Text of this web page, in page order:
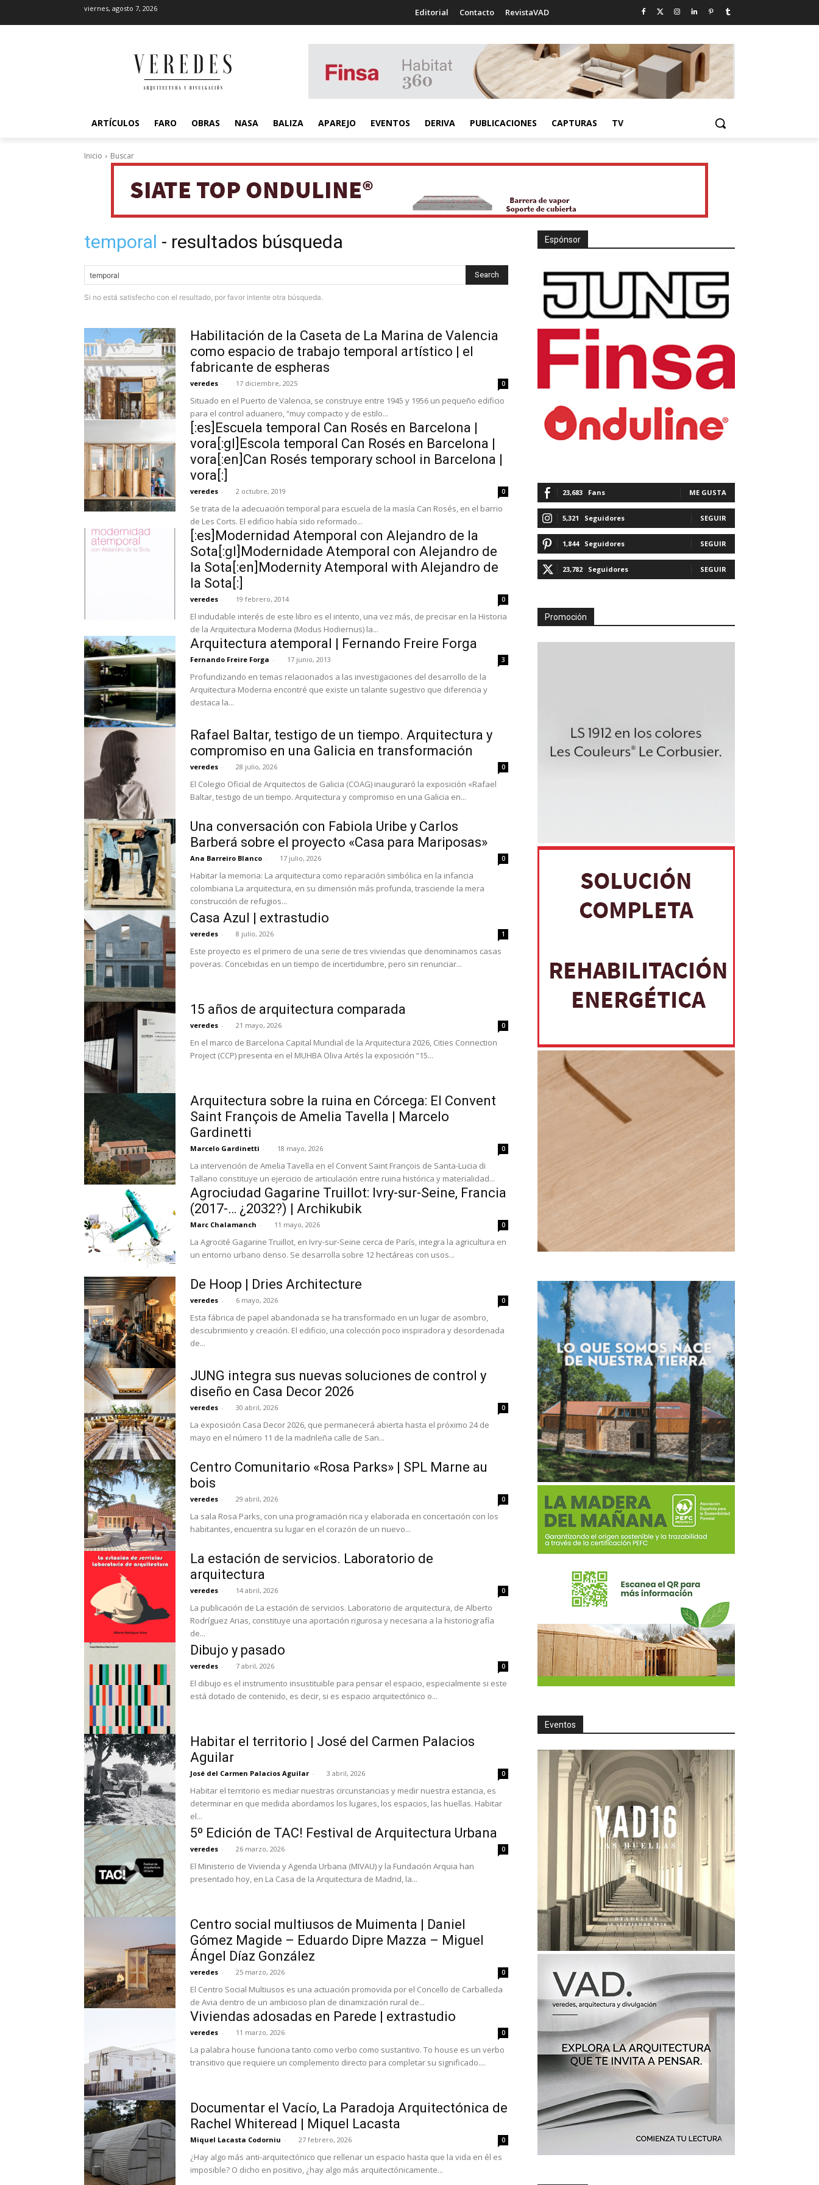
viernes, agosto 7, 2026 Editorial Contacto RevistaVAD
ARTÍCULOS FARO OBRAS NASA BALIZA APAREJO EVENTOS DERIVA PUBLICACIONES CAPTURAS TV
Inicio Buscar
temporal - resultados búsqueda
Search
Si no está satisfecho con el resultado, por favor intente otra búsqueda.
Habilitación de la Caseta de La Marina de Valencia
como espacio de trabajo temporal artístico | el
fabricante de espheras
veredes - 17 diciembre, 2025 0
Situado en el Puerto de Valencia, se construye entre 1945 y 1956 un pequeño edificio
para el control aduanero, “muy compacto y de estilo...
[:es]Escuela temporal Can Rosés en Barcelona |
vora[:gl]Escola temporal Can Rosés en Barcelona |
vora[:en]Can Rosés temporary school in Barcelona |
vora[:]
veredes - 2 octubre, 2019 0
Se trata de la adecuación temporal para escuela de la masía Can Rosés, en el barrio
de Les Corts. El edificio había sido reformado...
[:es]Modernidad Atemporal con Alejandro de la
Sota[:gl]Modernidade Atemporal con Alejandro de
la Sota[:en]Modernity Atemporal with Alejandro de
la Sota[:]
veredes - 19 febrero, 2014 0
El indudable interés de este libro es el intento, una vez más, de precisar en la Historia
de la Arquitectura Moderna (Modus Hodiernus) la...
Arquitectura atemporal | Fernando Freire Forga
Fernando Freire Forga - 17 junio, 2013 3
Profundizando en temas relacionados a las investigaciones del desarrollo de la
Arquitectura Moderna encontré que existe un talante sugestivo que diferencia y
destaca la...
Rafael Baltar, testigo de un tiempo. Arquitectura y
compromiso en una Galicia en transformación
veredes - 28 julio, 2026 0
El Colegio Oficial de Arquitectos de Galicia (COAG) inauguraró la exposición «Rafael
Baltar, testigo de un tiempo. Arquitectura y compromiso en una Galicia en...
Una conversación con Fabiola Uribe y Carlos
Barberá sobre el proyecto «Casa para Mariposas»
Ana Barreiro Blanco - 17 julio, 2026 0
Habitar la memoria: La arquitectura como reparación simbólica en la infancia
colombiana La arquitectura, en su dimensión más profunda, trasciende la mera
construcción de refugios...
Casa Azul | extrastudio
veredes - 8 julio, 2026 1
Este proyecto es el primero de una serie de tres viviendas que denominamos casas
poveras. Concebidas en un tiempo de incertidumbre, pero sin renunciar...
15 años de arquitectura comparada
veredes - 21 mayo, 2026 0
En el marco de Barcelona Capital Mundial de la Arquitectura 2026, Cities Connection
Project (CCP) presenta en el MUHBA Oliva Artés la exposición “15...
Arquitectura sobre la ruina en Córcega: El Convent
Saint François de Amelia Tavella | Marcelo
Gardinetti
Marcelo Gardinetti - 18 mayo, 2026 0
La intervención de Amelia Tavella en el Convent Saint François de Santa-Lucia di
Tallano constituye un ejercicio de articulación entre ruina histórica y materialidad...
Agrociudad Gagarine Truillot: Ivry-sur-Seine, Francia
(2017-… ¿2032?) | Archikubik
Marc Chalamanch - 11 mayo, 2026 0
La Agrocité Gagarine Truillot, en Ivry-sur-Seine cerca de París, integra la agricultura en
un entorno urbano denso. Se desarrolla sobre 12 hectáreas con usos...
De Hoop | Dries Architecture
veredes - 6 mayo, 2026 0
Esta fábrica de papel abandonada se ha transformado en un lugar de asombro,
descubrimiento y creación. El edificio, una colección poco inspiradora y desordenada
de...
JUNG integra sus nuevas soluciones de control y
diseño en Casa Decor 2026
veredes - 30 abril, 2026 0
La exposición Casa Decor 2026, que permanecerá abierta hasta el próximo 24 de
mayo en el número 11 de la madrileña calle de San...
Centro Comunitario «Rosa Parks» | SPL Marne au
bois
veredes - 29 abril, 2026 0
La sala Rosa Parks, con una programación rica y elaborada en concertación con los
habitantes, encuentra su lugar en el corazón de un nuevo...
La estación de servicios. Laboratorio de
arquitectura
veredes - 14 abril, 2026 0
La publicación de La estación de servicios. Laboratorio de arquitectura, de Alberto
Rodríguez Arias, constituye una aportación rigurosa y necesaria a la historiografía
de...
Dibujo y pasado
veredes - 7 abril, 2026 0
El dibujo es el instrumento insustituible para pensar el espacio, especialmente si este
está dotado de contenido, es decir, si es espacio arquitectónico o...
Habitar el territorio | José del Carmen Palacios
Aguilar
José del Carmen Palacios Aguilar - 3 abril, 2026 0
Habitar el territorio es mediar nuestras circunstancias y medir nuestra estancia, es
determinar en que medida abordamos los lugares, los espacios, las huellas. Habitar
el...
5º Edición de TAC! Festival de Arquitectura Urbana
veredes - 26 marzo, 2026 0
El Ministerio de Vivienda y Agenda Urbana (MIVAU) y la Fundación Arquia han
presentado hoy, en La Casa de la Arquitectura de Madrid, la...
Centro social multiusos de Muimenta | Daniel
Gómez Magide – Eduardo Dipre Mazza – Miguel
Ángel Díaz González
veredes - 25 marzo, 2026 0
El Centro Social Multiusos es una actuación promovida por el Concello de Carballeda
de Avia dentro de un ambicioso plan de dinamización rural de...
Viviendas adosadas en Parede | extrastudio
veredes - 11 marzo, 2026 0
La palabra house funciona tanto como verbo como sustantivo. To house es un verbo
transitivo que requiere un complemento directo para completar su significado....
Documentar el Vacío, La Paradoja Arquitectónica de
Rachel Whiteread | Miquel Lacasta
Miquel Lacasta Codorniu - 27 febrero, 2026 0
¿Hay algo más anti-arquitectónico que rellenar un espacio hasta que la vida en él es
imposible? O dicho en positivo, ¿hay algo más arquitectónicamente...
Espónsor
23,683 Fans ME GUSTA
5,321 Seguidores SEGUIR
1,844 Seguidores SEGUIR
23,782 Seguidores SEGUIR
Promoción
Eventos